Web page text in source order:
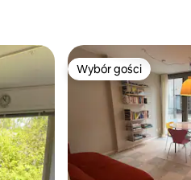
gości Wybór gości
Wybór gości